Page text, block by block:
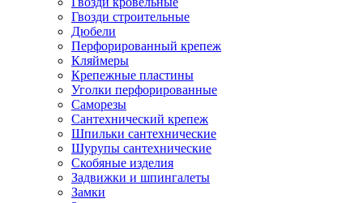
Гвозди строительные
Дюбели
Перфорированный крепеж
Кляймеры
Крепежные пластины
Уголки перфорированные
Саморезы
Сантехнический крепеж
Шпильки сантехнические
Шурупы сантехнические
Скобяные изделия
Задвижки и шпингалеты
Замки